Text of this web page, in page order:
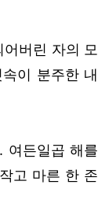
버린 자의 모
이 분주한 내
여든일곱 해를
고 마른 한 존